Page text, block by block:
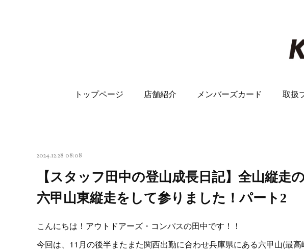
トップページ 店舗紹介 メンバーズカード 取扱
2024.12.28 08:08
【スタッフ田中の登山成長日記】全山縦走
六甲山東縦走をして参りました！パート2
こんにちは！アウトドアーズ・コンパスの田中です！！
今回は、11月の後半またまた関西出勤に合わせ兵庫県にある六甲山(最